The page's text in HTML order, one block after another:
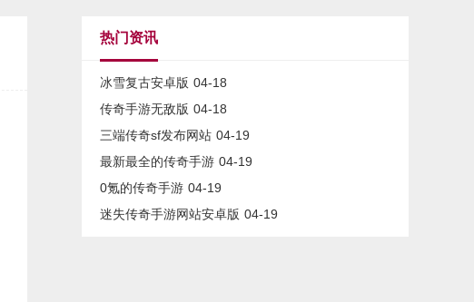
热门资讯
冰雪复古安卓版 04-18
传奇手游无敌版 04-18
三端传奇sf发布网站 04-19
最新最全的传奇手游 04-19
0氪的传奇手游 04-19
迷失传奇手游网站安卓版 04-19